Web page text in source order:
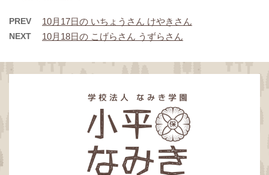
PREV 10月17日の いちょうさん けやきさん
NEXT 10月18日の こげらさん うずらさん